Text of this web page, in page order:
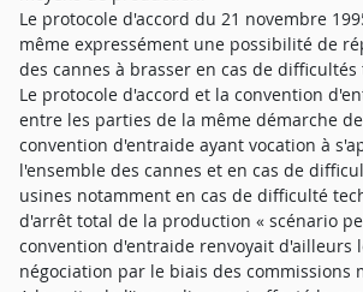
Le protocole d'accord du 21 novembre
même expressément une possibilité de
des cannes à brasser en cas de
Le protocole d'accord et la convention
entre les parties de la même démarche
convention d'entraide ayant vocation à
l'ensemble des cannes et en cas de
usines notamment en cas de difficulté
d'arrêt total de la production « scénario
convention d'entraide renvoyait d'ailleurs
négociation par le biais des commissions